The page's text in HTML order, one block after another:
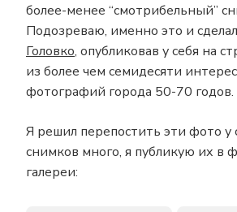
более-менее “смотрибельный”
Подозреваю, именно это и
Головко, опубликовав у себя на
из более чем семидесяти
фотографий города 50-70 годов.
Я решил перепостить эти фото у
снимков много, я публикую их в
галереи: